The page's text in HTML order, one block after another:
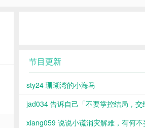
节目更新
sty24 珊瑚湾的小海马
jad034 告诉自己「不要掌控结局，交
xiang059 说说小谎消灾解难，有何